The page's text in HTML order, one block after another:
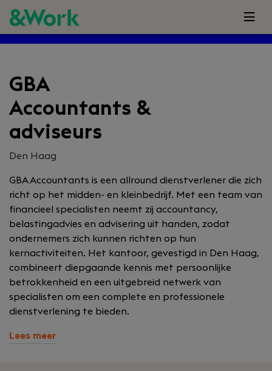
GBA
Accountants &
adviseurs
Den Haag
GBA Accountants is een allround dienstverlener die zich
richt op het midden- en kleinbedrijf. Met een team van
financieel specialisten neemt zij accountancy,
belastingadvies en advisering uit handen, zodat
ondernemers zich kunnen richten op hun
kernactiviteiten. Het kantoor, gevestigd in Den Haag,
combineert diepgaande kennis met persoonlijke
betrokkenheid en een uitgebreid netwerk van
specialisten om een complete en professionele
dienstverlening te bieden.
Lees meer